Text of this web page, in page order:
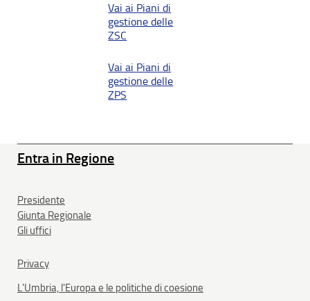
Vai ai Piani di
gestione delle
ZSC
Vai ai Piani di
gestione delle
ZPS
Entra in Regione
Presidente
Giunta Regionale
Gli uffici
Privacy
L'Umbria, l'Europa e le politiche di coesione